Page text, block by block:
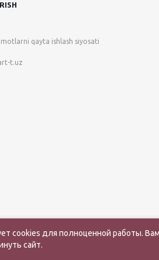
cookies для полноценной работы.
сайт.
qayta ishlash siyosati
t.uz